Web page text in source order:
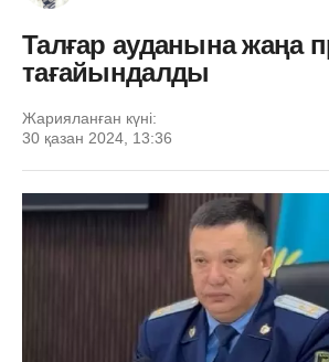
Талғар ауданына жаңа
тағайындалды
Жарияланған күні:
30 қазан 2024, 13:36